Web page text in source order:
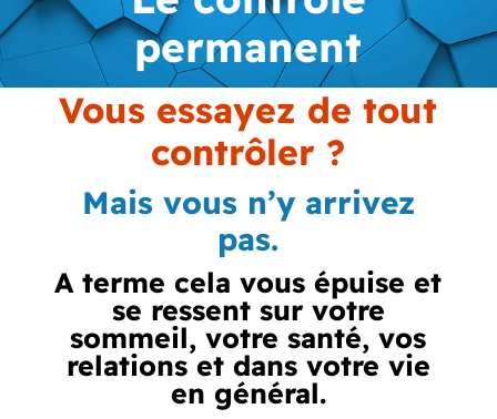
permanent
Vous essayez de tout
contrôler ?
Mais vous n’y arrivez
pas.
A terme cela vous épuise et
se ressent sur votre
sommeil, votre santé, vos
relations et dans votre vie
en général.